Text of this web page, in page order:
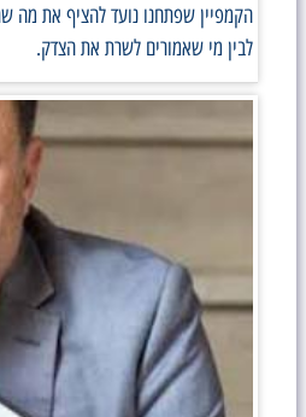
הקמפיין שפתחנו נועד להציף את מה
לבין מי שאמורים לשרת את הצדק.